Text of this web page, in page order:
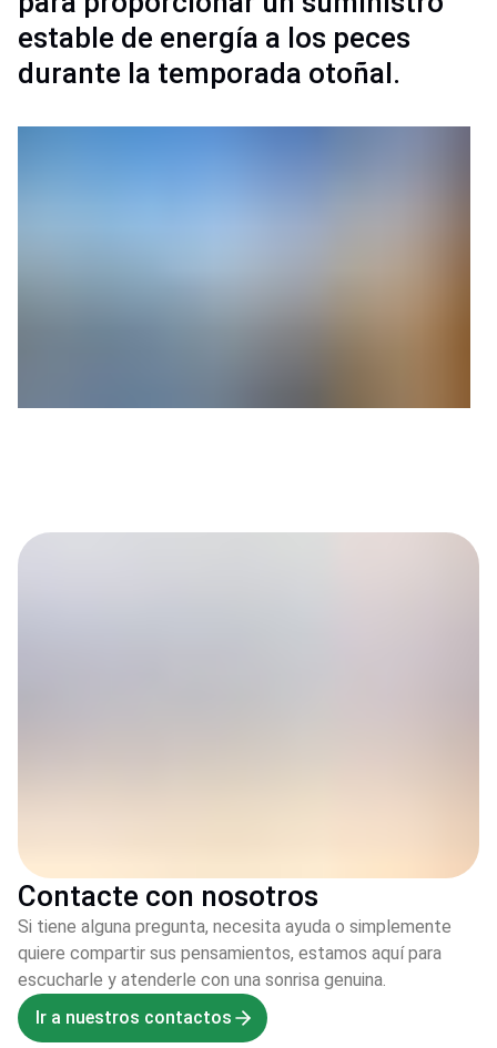
estable de energía a los peces
durante la temporada otoñal.
Contacte con nosotros
Si tiene alguna pregunta, necesita ayuda o simplemente
quiere compartir sus pensamientos, estamos aquí para
escucharle y atenderle con una sonrisa genuina.
Ir a nuestros contactos